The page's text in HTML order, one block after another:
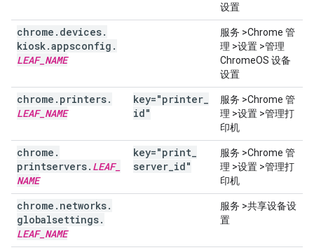
设置
chrome . devices.
kiosk.appsconfig .
LEAF_ NAME
服务 >Chrome 管
理 >设置 >管理
ChromeOS 设备
设置
chrome . printers.
LEAF_ NAME
key="printer
id"
服务 >Chrome 管
理 >设置 >管理打
印机
chrome .
printservers. LEAF_
NAME
key="print
server id"
服务 >Chrome 管
理 >设置 >管理打
印机
chrome . networks.
globalsettings.
LEAF_ NAME
服务 >共享设备设
置